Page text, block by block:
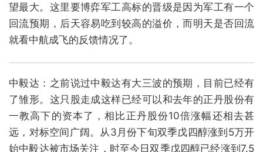
望最大。这里要博弈军工高标的晋级是因为军工有一个
回流预期，后天容易吃到较高的溢价，而明天是否回流
就看中航成飞的反馈情况了。
中毅达：之前说过中毅达有大三波的预期，目前已经有
了雏形。这只股走成这样已经可以和去年的正丹股份有
一教高下的资本了，相比正丹股份10倍涨幅还相去甚
远，对标空间广阔。从3月份下旬双季戊四醇涨到5万开
始中毅达被市场关注，时至今日双季戊四醇已经涨到7.5